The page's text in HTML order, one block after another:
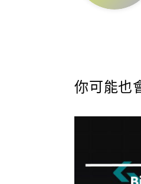
你可能也